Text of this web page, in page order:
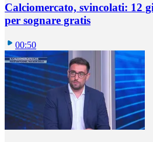
Calciomercato, svincolati: 12
per sognare gratis
00:50